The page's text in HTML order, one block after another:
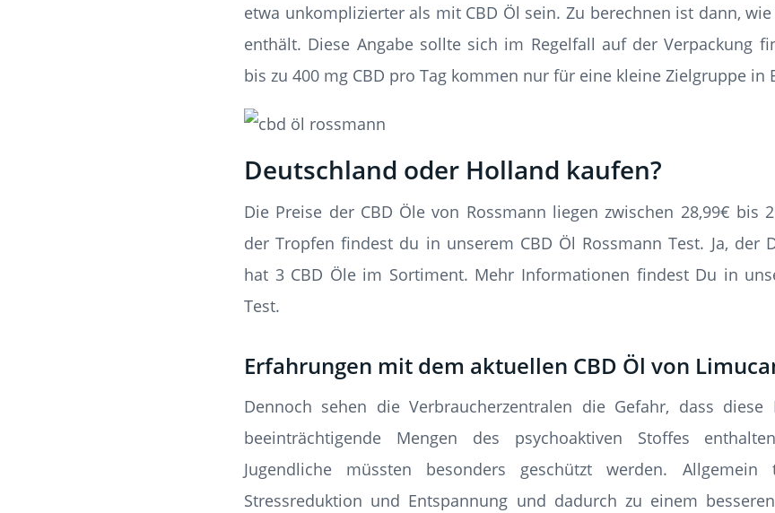
etwa unkomplizierter als mit CBD Öl sein. Zu berechnen ist dann,
enthält. Diese Angabe sollte sich im Regelfall auf der Verpackung
bis zu 400 mg CBD pro Tag kommen nur für eine kleine Zielgruppe in
Deutschland oder Holland kaufen?
Die Preise der CBD Öle von Rossmann liegen zwischen 28,99€ bis
der Tropfen findest du in unserem CBD Öl Rossmann Test. Ja, der
hat 3 CBD Öle im Sortiment. Mehr Informationen findest Du in
Test.
Erfahrungen mit dem aktuellen CBD Öl von
Dennoch sehen die Verbraucherzentralen die Gefahr, dass diese
beeinträchtigende Mengen des psychoaktiven Stoffes
Jugendliche müssten besonders geschützt werden.
Stressreduktion und Entspannung und dadurch zu einem